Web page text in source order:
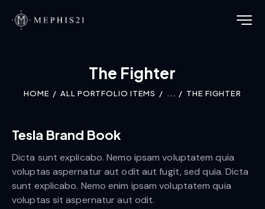
The Fighter
HOME ALL PORTFOLIO ITEMS ... THE FIGHTER
Tesla Brand Book
Dicta sunt explicabo. Nemo ipsam voluptatem quia
voluptas aspernatur aut odit aut fugit, sed quia. Dicta
sunt explicabo. Nemo enim ipsam voluptatem quia
voluptas sit aspernatur aut odit.